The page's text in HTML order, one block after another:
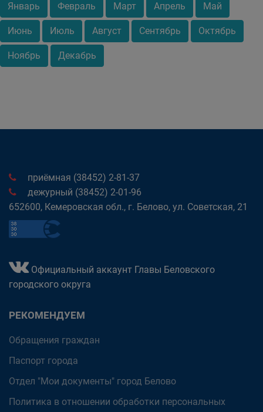
Январь Февраль Март Апрель Май
Июнь Июль Август Сентябрь Октябрь
Ноябрь Декабрь
приёмная (38452) 2-81-37
дежурный (38452) 2-01-96
652600, Кемеровская обл., г. Белово, ул. Советская, 21
Официальный аккаунт Главы Беловского
городского округа
РЕКОМЕНДУЕМ
Обращения граждан
Паспорт города
Отдел "Мои документы" город Белово
Политика в отношении обработки персональных